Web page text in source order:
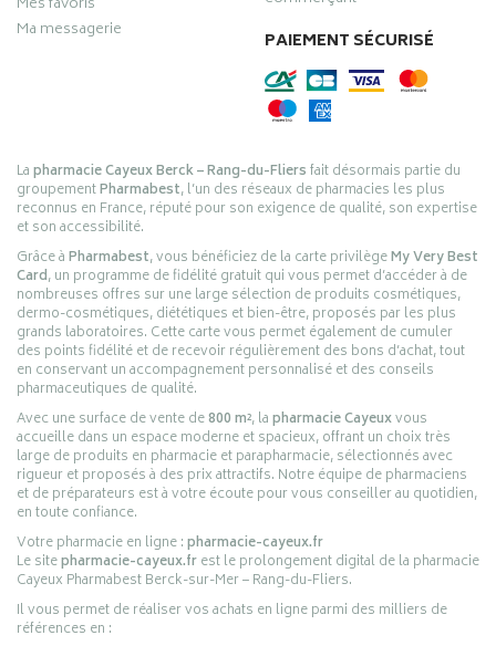
Ma messagerie
PAIEMENT SÉCURISÉ
Lapharmacie Cayeux Berck – Rang-du-Fliersfait désormais partie du
groupementPharmabest, l’un des réseaux de pharmacies les plus
reconnus en France, réputé pour son exigence de qualité, son expertise
et son accessibilité.
Grâce àPharmabest, vous bénéficiez de la carte privilègeMy Very Best
Card, un programme de fidélité gratuit qui vous permet d’accéder à de
nombreuses offres sur une large sélection de produits cosmétiques,
dermo-cosmétiques, diététiques et bien-être, proposés par les plus
grands laboratoires. Cette carte vous permet également de cumuler
des points fidélité et de recevoir régulièrement des bons d’achat, tout
en conservant un accompagnement personnalisé et des conseils
pharmaceutiques de qualité.
Avec une surface de vente de800 m², lapharmacie Cayeuxvous
accueille dans un espace moderne et spacieux, offrant un choix très
large de produits en pharmacie et parapharmacie, sélectionnés avec
rigueur et proposés à des prix attractifs. Notre équipe de pharmaciens
et de préparateurs est à votre écoute pour vous conseiller au quotidien,
en toute confiance.
Votre pharmacie en ligne :pharmacie-cayeux.fr
Le sitepharmacie-cayeux.frest le prolongement digital de la pharmacie
Cayeux Pharmabest Berck-sur-Mer – Rang-du-Fliers.
Il vous permet de réaliser vos achats en ligne parmi des milliers de
références en :